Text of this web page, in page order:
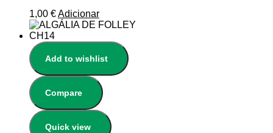
1,00 €Adicionar
Add to wishlist
Compare
Quick view